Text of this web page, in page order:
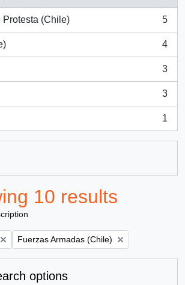
Protesta (Chile) 5
4
3
3
1
10 results
Remove filter:
Fuerzas Armadas (Chile)
options